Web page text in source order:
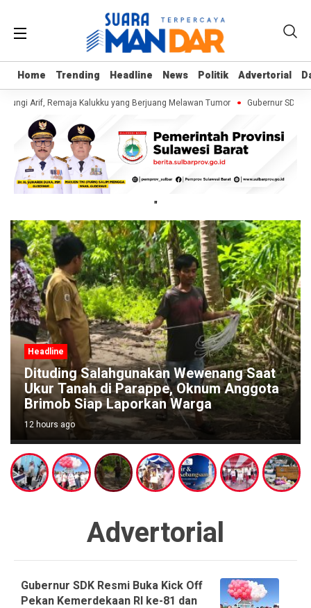
Home Trending Headline News Politik Advertorial
Home Trending Headline News Politik Advertorial
Arif, Remaja Kalukku yang Berjuang Melawan Tumor Gubernur SDK
"
Saat
Anggota
Headline
Gubernur SDK: Bantuan
Irigasi Bukti Kolaborasi
Anggota DPR RI Zulfikar untuk
12 hours ago
Advertorial
Gubernur SDK Resmi Buka Kick Off
Pekan Kemerdekaan RI ke-81 dan